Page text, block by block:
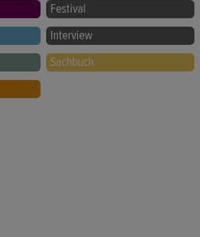
Festival
Interview
Sachbuch